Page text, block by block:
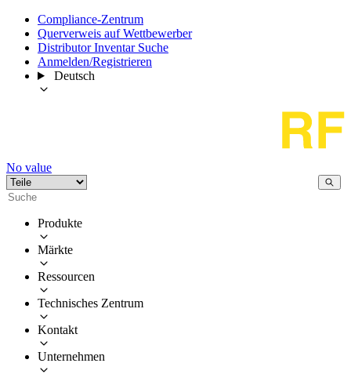
Compliance-Zentrum
Querverweis auf Wettbewerber
Distributor Inventar Suche
Anmelden/Registrieren
Deutsch
No value
Produkte
Märkte
Ressourcen
Technisches Zentrum
Kontakt
Unternehmen